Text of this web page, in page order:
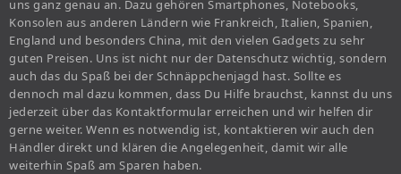
uns ganz genau an. Dazu gehören Smartphones, Notebooks,
Konsolen aus anderen Ländern wie Frankreich, Italien, Spanien,
England und besonders China, mit den vielen Gadgets zu sehr
guten Preisen. Uns ist nicht nur der Datenschutz wichtig, sondern
auch das du Spaß bei der Schnäppchenjagd hast. Sollte es
dennoch mal dazu kommen, dass Du Hilfe brauchst, kannst du uns
jederzeit über das Kontaktformular erreichen und wir helfen dir
gerne weiter. Wenn es notwendig ist, kontaktieren wir auch den
Händler direkt und klären die Angelegenheit, damit wir alle
weiterhin Spaß am Sparen haben.